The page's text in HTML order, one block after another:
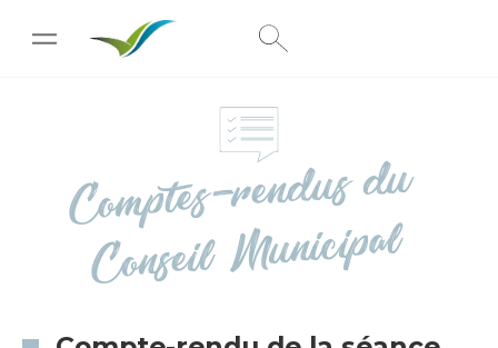
Co
mptes-ren
dus
du
Conseil
Municipal